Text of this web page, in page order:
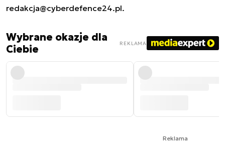
redakcja@cyberdefence24.pl.
Wybrane okazje dla
Ciebie
REKLAMA
Reklama